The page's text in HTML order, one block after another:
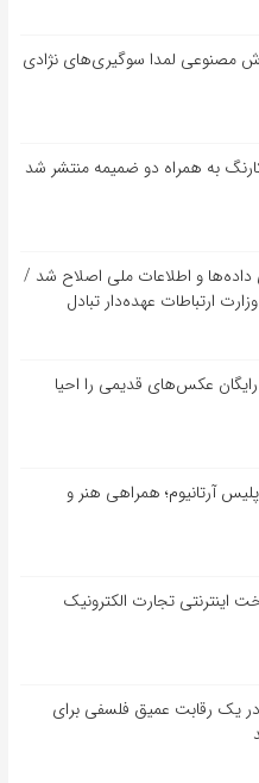
لمدا سوگیری‌های نژادی
به همراه دو ضمیمه منتشر شد
داده‌ها و اطلاعات ملی اصلاح شد /
ارتباطات عهده‌دار تبادل
عکس‌های قدیمی را احیا
آرتانیوم؛ همراهی هنر و
اینترنتی تجارت الکترونیک
در یک رقابت عمیق فلسفی برای